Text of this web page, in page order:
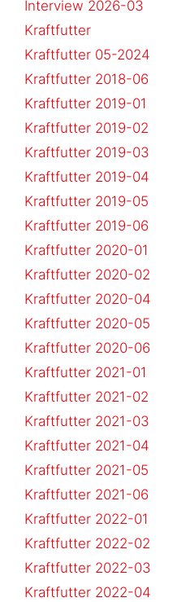
Interview 2026-03
Kraftfutter
Kraftfutter 05-2024
Kraftfutter 2018-06
Kraftfutter 2019-01
Kraftfutter 2019-02
Kraftfutter 2019-03
Kraftfutter 2019-04
Kraftfutter 2019-05
Kraftfutter 2019-06
Kraftfutter 2020-01
Kraftfutter 2020-02
Kraftfutter 2020-04
Kraftfutter 2020-05
Kraftfutter 2020-06
Kraftfutter 2021-01
Kraftfutter 2021-02
Kraftfutter 2021-03
Kraftfutter 2021-04
Kraftfutter 2021-05
Kraftfutter 2021-06
Kraftfutter 2022-01
Kraftfutter 2022-02
Kraftfutter 2022-03
Kraftfutter 2022-04